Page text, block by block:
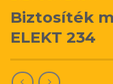
Biztosíték
ELEKT 234